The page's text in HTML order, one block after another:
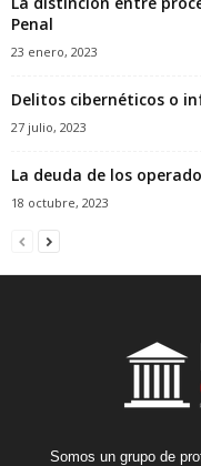
Penal
23 enero, 2023
Delitos cibernéticos o
27 julio, 2023
La deuda de los
18 octubre, 2023
Somos un grupo de